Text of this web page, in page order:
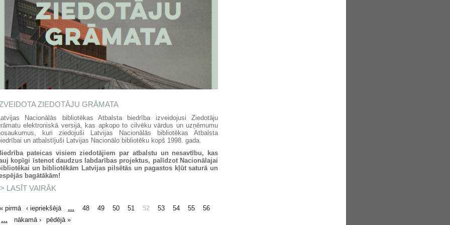
ZIEDOTĀJU GRĀMATA
Nacionālās bibliotēkas Atbalsta biedrība izveidojusi Ziedotāju
elektroniskā versijā, kas apkopo to cilvēku vārdus un uzņēmumu
kuri ziedojuši Latvijas Nacionālās bibliotēkas Atbalsta
un atbalstījuši Latvijas Nacionālo bibliotēku kopš 1998. gada.
pateicas visiem ziedotājiem par atbalstu un nesavtību, kas
kopīgi īstenot daudzus labdarības projektus, palīdzot Nacionālajai
un bibliotēkām Latvijas pilsētās un pagastos kļūt saturā un
bagātākām!
LASĪT VAIRĀK
« pirmā ‹ iepriekšējā … 48 49 50 51 52 53 54 55
56
…
nākamā › pēdējā »